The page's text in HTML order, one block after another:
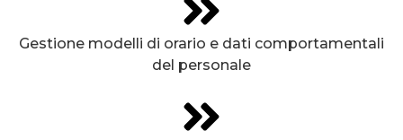
Gestione modelli di orario e dati comportamentali
del personale